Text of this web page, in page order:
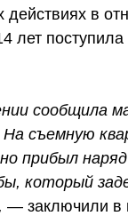
действиях в
лет поступила
сообщила
съемную
прибыл
который
— заключили в